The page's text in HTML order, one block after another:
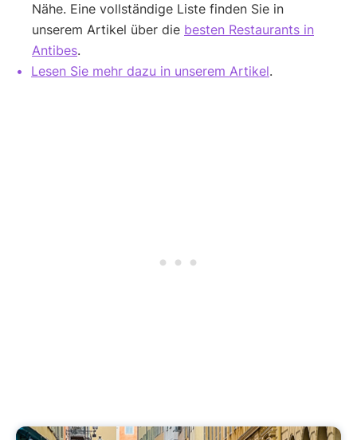
Nähe. Eine vollständige Liste finden Sie in
unserem Artikel über die besten Restaurants in
Antibes.
Lesen Sie mehr dazu in unserem Artikel.